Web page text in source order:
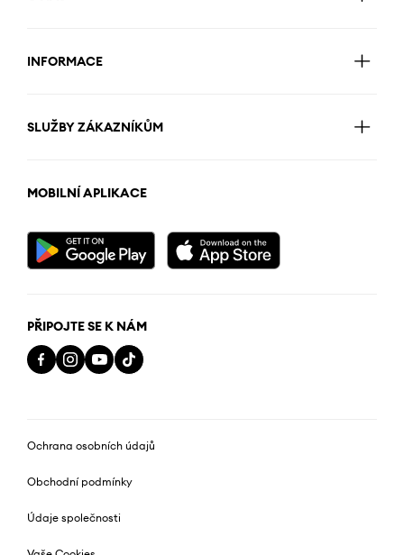
INFORMACE
SLUŽBY ZÁKAZNÍKŮM
MOBILNÍ APLIKACE
PŘIPOJTE SE K NÁM
Ochrana osobních údajů
Obchodní podmínky
Údaje společnosti